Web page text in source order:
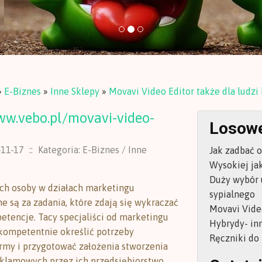
E-Biznes » Inne Sklepy» Movavi Video Editor także dla ludzi
movavi-video-
17 :: Kategoria: E-Biznes / Inne
osoby w działach marketingu
są za zadania, które zdają się wykraczać
Tacy specjaliści od marketingu
określić potrzeby
i przygotować założenia stworzenia
Jak zadbać
Wysokiej
Duży
sypialnego
Movavi
Hybrydy-
Ręczniki do